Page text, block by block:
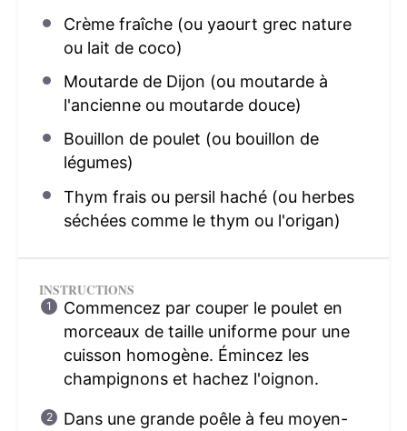
Crème fraîche (ou yaourt grec nature
ou lait de coco)
Moutarde de Dijon (ou moutarde à
l'ancienne ou moutarde douce)
Bouillon de poulet (ou bouillon de
légumes)
Thym frais ou persil haché (ou herbes
séchées comme le thym ou l'origan)
INSTRUCTIONS
Commencez par couper le poulet en
morceaux de taille uniforme pour une
cuisson homogène. Émincez les
champignons et hachez l'oignon.
Dans une grande poêle à feu moyen-